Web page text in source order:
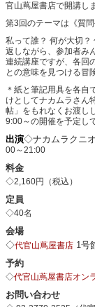
官山蔦屋書店で開講し
第3回のテーマは《質問
私って誰？ 何が大切？
返しながら、参加者み
連続講座ですが、各回
との意味を見つける冒
＊紙と筆記用具を各自
けとしてナカムラさん
帖」をもれなくお渡し
9:00～の開催を予定し
出演◇ナカムラクニオ
00～21:00
料金
◇2,160円（税込）
定員
◇40名
会場
◇代官山蔦屋書店 1号
予約
◇代官山蔦屋書店オン
お問い合わせ